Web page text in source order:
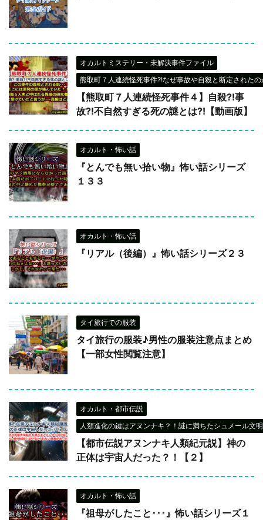
オカルトミステリー・未解決事件ファイル
熊取町７人連続怪死事件?!なぜ事故や自殺と断定された
【熊取町７人連続怪死事件４】自殺?!事
故?!不自然すぎる死の謎とは?!【動画版】
オカルト・怖い話
『とんでも無い拾い物』怖い話シリーズ
１３３
オカルト・怖い話
『リアル（後編）』怖い話シリーズ２３
タイ旅行での服装
タイ旅行の服装♪男性の服装注意点まとめ
【一部女性閲覧注意】
オカルト・都市伝説
人類進化の鍵はアヌンナキ？！謎に満ちたシュメール文明
【都市伝説アヌンナキ人類紀元説】神の
正体は宇宙人だった？！【２】
オカルト・怖い話
『祖母がしたこと･･･』怖い話シリーズ１